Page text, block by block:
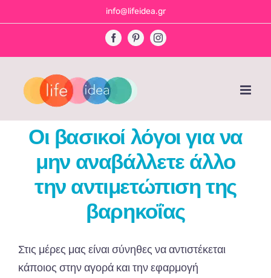
to
info@lifeidea.gr
FacebookPinterestInstagram
Οι βασικοί λόγοι για να
μην αναβάλλετε άλλο
την αντιμετώπιση της
βαρηκοΐας
Στις μέρες μας είναι σύνηθες να αντιστέκεται
κάποιος στην αγορά και την εφαρμογή